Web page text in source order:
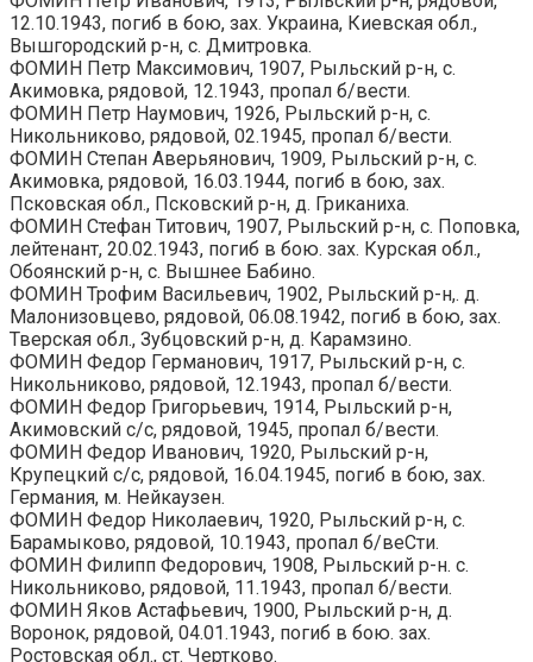
12.10.1943, погиб в бою, зах. Украина, Киевская обл.,
Вышгородский р-н, с. Дмитровка.
ФОМИН Петр Максимович, 1907, Рыльский р-н, с.
Акимовка, рядовой, 12.1943, пропал б/вести.
ФОМИН Петр Наумович, 1926, Рыльский р-н, с.
Никольниково, рядовой, 02.1945, пропал б/вести.
ФОМИН Степан Аверьянович, 1909, Рыльский р-н, с.
Акимовка, рядовой, 16.03.1944, погиб в бою, зах.
Псковская обл., Псковский р-н, д. Гриканиха.
ФОМИН Стефан Титович, 1907, Рыльский р-н, с. Поповка,
лейтенант, 20.02.1943, погиб в бою. зах. Курская обл.,
Обоянский р-н, с. Вышнее Бабино.
ФОМИН Трофим Васильевич, 1902, Рыльский р-н,. д.
Малонизовцево, рядовой, 06.08.1942, погиб в бою, зах.
Тверская обл., Зубцовский р-н, д. Карамзино.
ФОМИН Федор Германович, 1917, Рыльский р-н, с.
Никольниково, рядовой, 12.1943, пропал б/вести.
ФОМИН Федор Григорьевич, 1914, Рыльский р-н,
Акимовский с/с, рядовой, 1945, пропал б/вести.
ФОМИН Федор Иванович, 1920, Рыльский р-н,
Крупецкий с/с, рядовой, 16.04.1945, погиб в бою, зах.
Германия, м. Нейкаузен.
ФОМИН Федор Николаевич, 1920, Рыльский р-н, с.
Барамыково, рядовой, 10.1943, пропал б/веСти.
ФОМИН Филипп Федорович, 1908, Рыльский р-н. с.
Никольниково, рядовой, 11.1943, пропал б/вести.
ФОМИН Яков Астафьевич, 1900, Рыльский р-н, д.
Воронок, рядовой, 04.01.1943, погиб в бою. зах.
Ростовская обл., ст. Чертково.